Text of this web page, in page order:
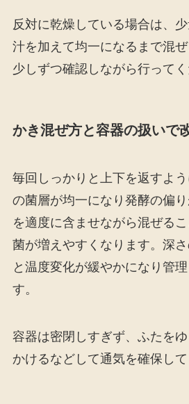
反対に乾燥している場合は、
汁を加えて均一になるまで混
少しずつ確認しながら行ってく
かき混ぜ方と容器の扱いで
毎回しっかりと上下を返すよ
の菌層が均一になり発酵の偏
を適度に含ませながら混ぜる
菌が増えやすくなります。深
と温度変化が緩やかになり管
す。
容器は密閉しすぎず、ふたを
かけるなどして通気を確保して